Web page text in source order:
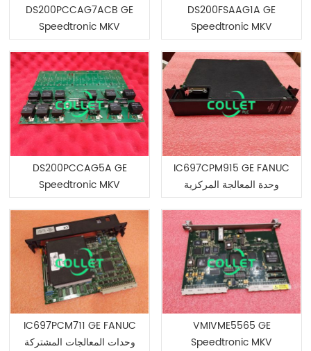
DS200PCCAG7ACB GE
Speedtronic MKV
DS200FSAAG1A GE
Speedtronic MKV
DS200PCCAG5A GE
Speedtronic MKV
IC697CPM915 GE FANUC
وحدة المعالجة المركزية
IC697PCM711 GE FANUC
وحدات المعالجات المشتركة
VMIVME5565 GE
Speedtronic MKV